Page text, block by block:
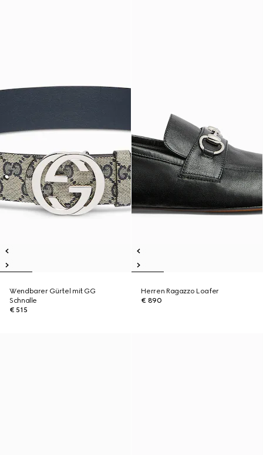
Wendbarer Gürtel mit GG
Schnalle
€ 515
Herren Ragazzo Loafer
€ 890